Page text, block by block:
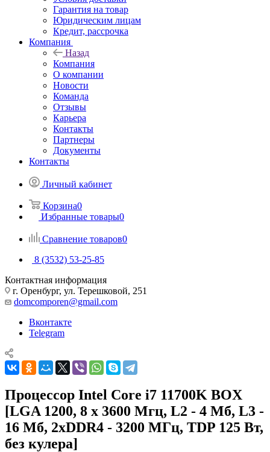
Гарантия на товар
Юридическим лицам
Кредит, рассрочка
Компания
Назад
Компания
О компании
Новости
Команда
Отзывы
Карьера
Контакты
Партнеры
Документы
Контакты
Личный кабинет
Корзина0
Избранные товары0
Сравнение товаров0
8 (3532) 53-25-85
Контактная информация
г. Оренбург, ул. Терешковой, 251
domcomporen@gmail.com
Вконтакте
Telegram
Процессор Intel Core i7 11700K BOX
[LGA 1200, 8 x 3600 Мгц, L2 - 4 Мб, L3 -
16 Мб, 2xDDR4 - 3200 МГц, TDP 125 Вт,
без кулера]